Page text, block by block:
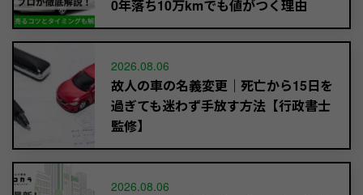
0年落ち10万kmでも値がつく理由
2026.08.06
故人の車の名義変更｜死亡から15日を
過ぎても迷わず手放す方法【行政書士
監修】
2026.08.06